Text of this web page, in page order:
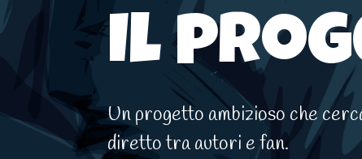
Il
Un progetto ambizioso che
diretto tra autori e fan.